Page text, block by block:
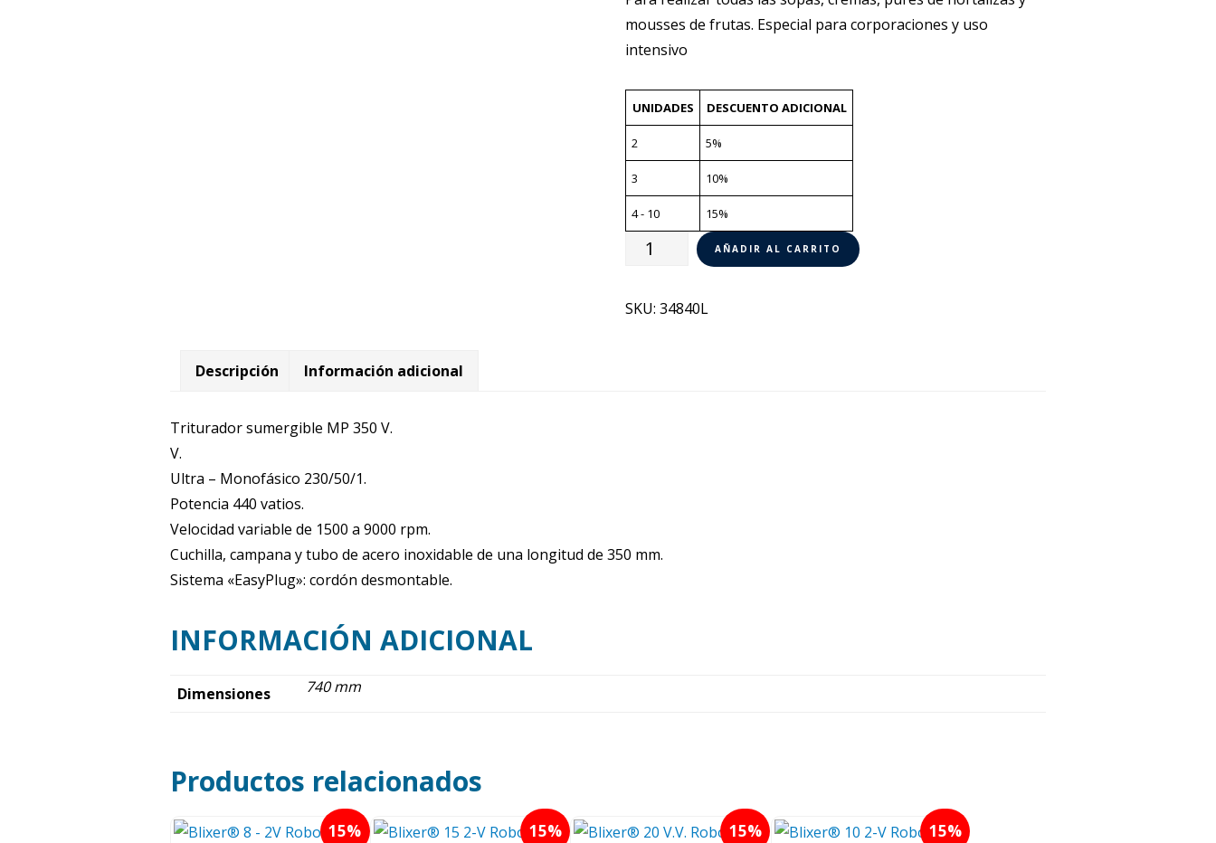
mousses de frutas. Especial para corporaciones y uso
intensivo
UNIDADES DESCUENTO ADICIONAL
2 5%
3 10%
4 - 10 15%
Triturador
V.V.
AÑADIR AL CARRITO
SKU:34840L
Descripción Información adicional
Triturador sumergible MP 350 V.
V.
Ultra – Monofásico 230/50/1.
Potencia 440 vatios.
Velocidad variable de 1500 a 9000 rpm.
Cuchilla, campana y tubo de acero inoxidable de una longitud de 350 mm.
Sistema «EasyPlug»: cordón desmontable.
INFORMACIÓN ADICIONAL
Dimensiones 740 mm
Productos relacionados
15 15 15 15